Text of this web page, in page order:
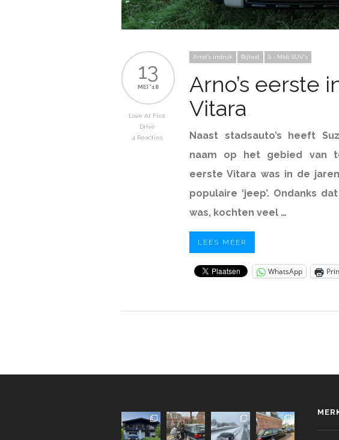
13
MEI '18
Love At First
Drive
4 Reacties
Arno's indruk Rijtest S - Midi SUV's
Arno’s eerste
Vitara
Naast stadsauto’s heeft
naam op het gebied van
eerste Vitara was in de
populaire ‘jeep’. Ondanks
was, kochten veel …
LEES MEER
WhatsApp